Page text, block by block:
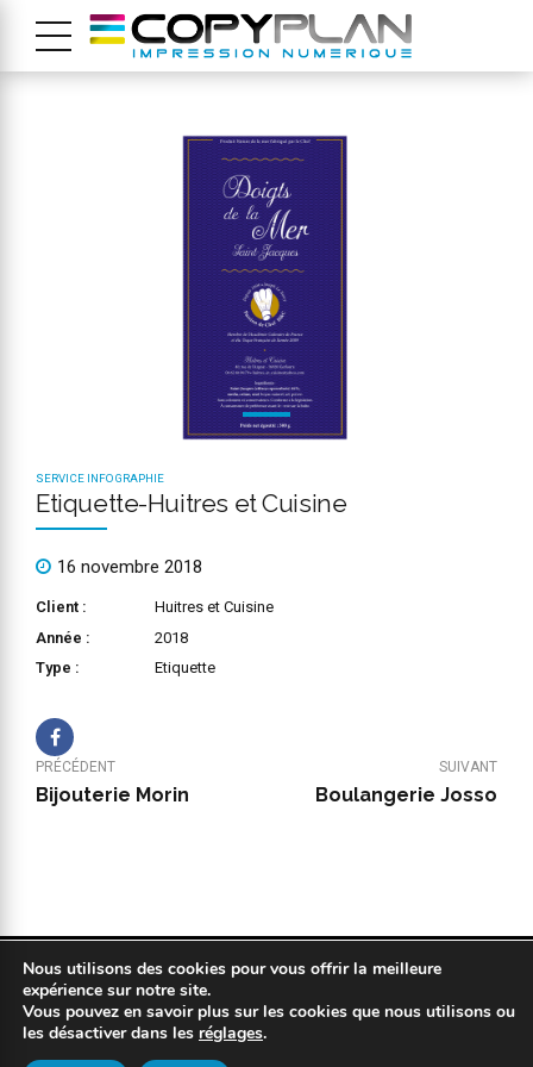
SERVICE INFOGRAPHIE
Etiquette-Huitres et Cuisine
16 novembre 2018
Client :
Huitres et Cuisine
Année :
2018
Type :
Etiquette
PRÉCÉDENT
Bijouterie Morin
SUIVANT
Boulangerie Josso
Copyright 2019 © COPYPLAN. Tous droits réservés |Mentions légales
|Politique de confidentialité Réalisation : Kodweb
Nous utilisons des cookies pour vous offrir la meilleure
expérience sur notre site.
Vous pouvez en savoir plus sur les cookies que nous utilisons ou
les désactiver dans les réglages.